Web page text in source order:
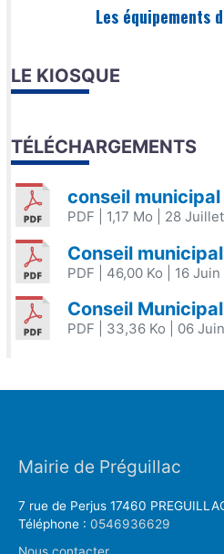
Les équipements
LE KIOSQUE
TÉLÉCHARGEMENTS
conseil
PDF | 1,17 Mo | 28
Conseil
PDF | 46,00 Ko | 16
Conseil
PDF | 33,36 Ko | 06
Mairie de Préguillac
7 rue de Perjus 17460
Téléphone : 0546936629